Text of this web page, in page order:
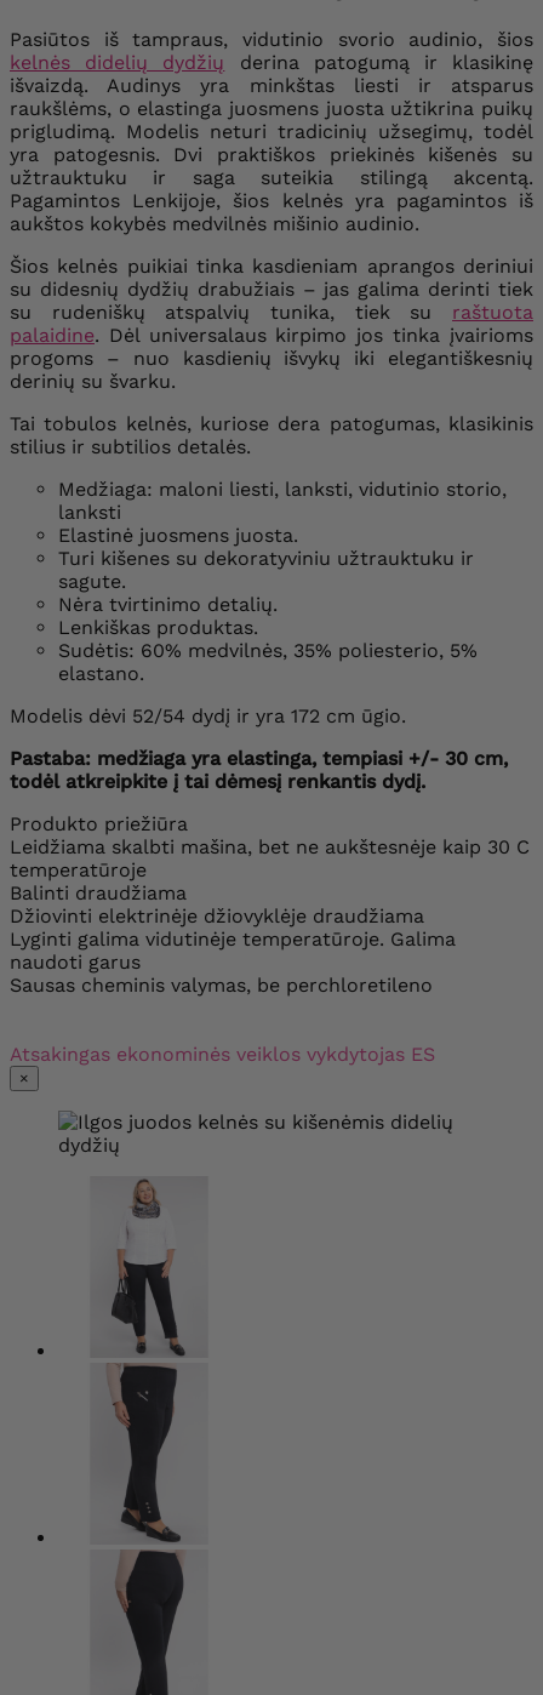
Pasiūtos iš tampraus, vidutinio svorio audinio, šios
kelnės didelių dydžių derina patogumą ir klasikinę
išvaizdą. Audinys yra minkštas liesti ir atsparus
raukšlėms, o elastinga juosmens juosta užtikrina puikų
prigludimą. Modelis neturi tradicinių užsegimų, todėl
yra patogesnis. Dvi praktiškos priekinės kišenės su
užtrauktuku ir saga suteikia stilingą akcentą.
Pagamintos Lenkijoje, šios kelnės yra pagamintos iš
aukštos kokybės medvilnės mišinio audinio.
Šios kelnės puikiai tinka kasdieniam aprangos deriniui
su didesnių dydžių drabužiais – jas galima derinti tiek
su rudeniškų atspalvių tunika, tiek su raštuota
palaidine. Dėl universalaus kirpimo jos tinka įvairioms
progoms – nuo ​​kasdienių išvykų iki elegantiškesnių
derinių su švarku.
Tai tobulos kelnės, kuriose dera patogumas, klasikinis
stilius ir subtilios detalės.
Medžiaga: maloni liesti, lanksti, vidutinio storio,
lanksti
Elastinė juosmens juosta.
Turi kišenes su dekoratyviniu užtrauktuku ir
sagute.
Nėra tvirtinimo detalių.
Lenkiškas produktas.
Sudėtis: 60% medvilnės, 35% poliesterio, 5%
elastano.
Modelis dėvi 52/54 dydį ir yra 172 cm ūgio.
Pastaba: medžiaga yra elastinga, tempiasi +/- 30 cm,
todėl atkreipkite į tai dėmesį renkantis dydį.
Produkto priežiūra
Leidžiama skalbti mašina, bet ne aukštesnėje kaip 30 C
temperatūroje
Balinti draudžiama
Džiovinti elektrinėje džiovyklėje draudžiama
Lyginti galima vidutinėje temperatūroje. Galima
naudoti garus
Sausas cheminis valymas, be perchloretileno
Atsakingas ekonominės veiklos vykdytojas ES
×